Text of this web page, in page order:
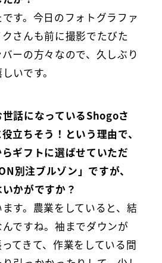
す。今日のフォトグラファ
さんも前に撮影でたびた
ーの方々なので、久しぶり
いです。
話になっているShogoさ
立ちそう！という理由で、
ギフトに選ばせていただ
別注ブルゾン」ですが、
かがですか？
す。農業をしていると、結
ですね。袖までダウンが
てきて、作業をしている間